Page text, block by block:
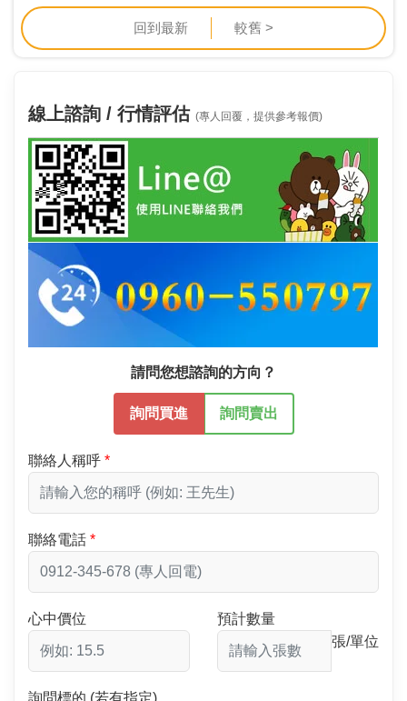
回到最新 較舊 >
線上諮詢 / 行情評估 (專人回覆，提供參考報價)
請問您想諮詢的方向？
詢問買進 詢問賣出
聯絡人稱呼
聯絡電話
心中價位
預計數量
張/單位
詢問標的 (若有指定)